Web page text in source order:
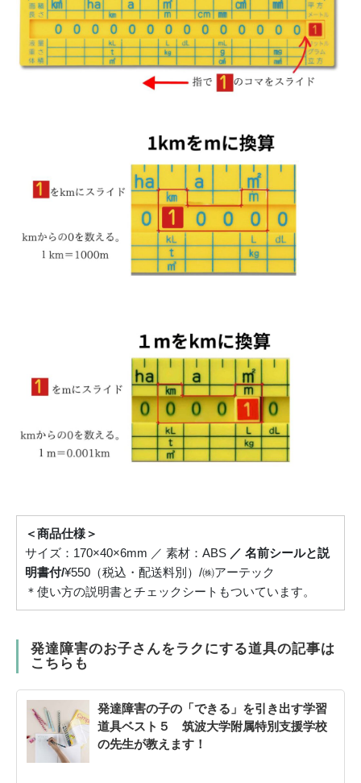
＜商品仕様＞
サイズ：170×40×6mm ／ 素材：ABS ／ 名前シールと説
明書付/¥550 （税込・配送料別）/㈱アーテック
＊使い方の説明書とチェックシートもついています。
発達障害のお子さんをラクにする道具の記事は
こちらも
発達障害の子の「できる」を引き出す学習
道具ベスト５ 筑波大学附属特別支援学校
の先生が教えます！